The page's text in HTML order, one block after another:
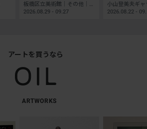
板橋区立美術館｜その他｜東京
2026.08.29 - 09.27
2026.08.22 -
アートを買うなら
ARTWORKS